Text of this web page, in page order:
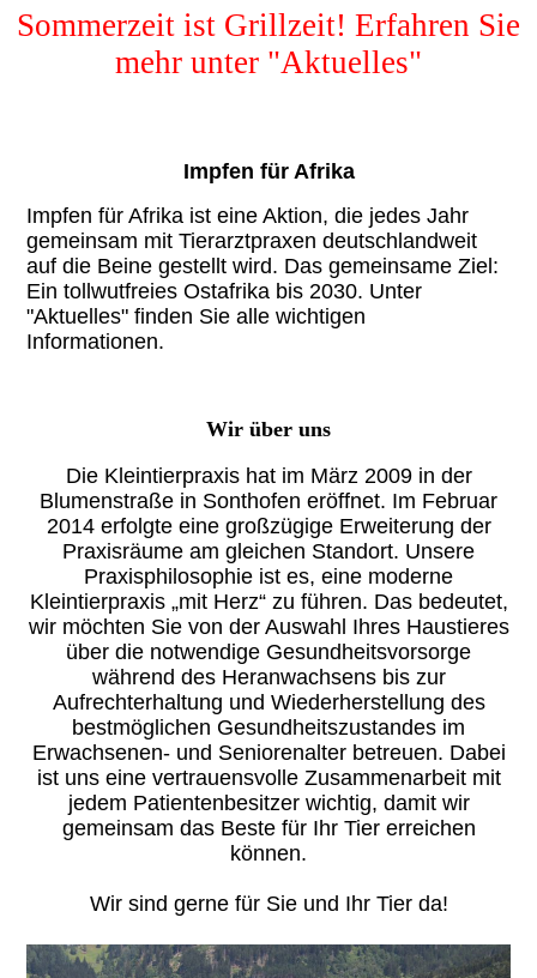
Sommerzeit ist Grillzeit! Erfahren Sie
mehr unter "Aktuelles"
Impfen für Afrika
Impfen für Afrika ist eine Aktion, die jedes Jahr
gemeinsam mit Tierarztpraxen deutschlandweit
auf die Beine gestellt wird. Das gemeinsame Ziel:
Ein tollwutfreies Ostafrika bis 2030. Unter
"Aktuelles" finden Sie alle wichtigen
Informationen.
Wir über uns
Die Kleintierpraxis hat im März 2009 in der
Blumenstraße in Sonthofen eröffnet. Im Februar
2014 erfolgte eine großzügige Erweiterung der
Praxisräume am gleichen Standort. Unsere
Praxisphilosophie ist es, eine moderne
Kleintierpraxis „mit Herz“ zu führen. Das bedeutet,
wir möchten Sie von der Auswahl Ihres Haustieres
über die notwendige Gesundheitsvorsorge
während des Heranwachsens bis zur
Aufrechterhaltung und Wiederherstellung des
bestmöglichen Gesundheitszustandes im
Erwachsenen- und Seniorenalter betreuen. Dabei
ist uns eine vertrauensvolle Zusammenarbeit mit
jedem Patientenbesitzer wichtig, damit wir
gemeinsam das Beste für Ihr Tier erreichen
können.
Wir sind gerne für Sie und Ihr Tier da!